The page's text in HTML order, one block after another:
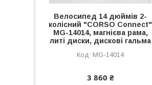
Велосипед 14 дюймів 2-
колісний "CORSO Connect"
MG-14014, магнієва рама,
литі диски, дискові гальма
MG-14014
3 860 ₴